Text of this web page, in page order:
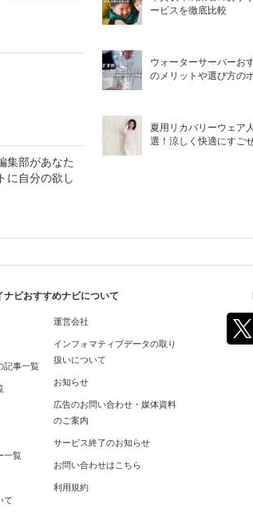
集部があなた
に自分の欲し
ービスを徹底比較
ウォーターサーバーお
のメリットや選び方の
夏用リカバリーウェア
選！涼しく快適にすご
ナビおすすめナビについて
記事一覧
一覧
て
運営会社
インフォマティブデータの取り
扱いについて
お知らせ
広告のお問い合わせ・媒体資料
のご案内
サービス終了のお知らせ
お問い合わせはこちら
利用規約